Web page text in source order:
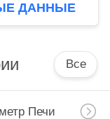
ДАННЫЕ
Все
Печи